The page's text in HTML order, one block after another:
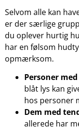
Selvom alle kan
er der særlige
du oplever hurtig
har en følsom
opmærksom.
Personer
blåt lys kan
hos personer
Dem med
allerede har